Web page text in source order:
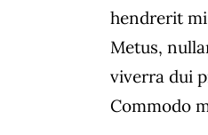
hendrerit
Metus,
viverra dui
Commodo